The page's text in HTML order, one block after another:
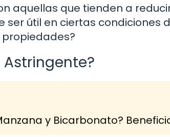
aquellas que tienden a
útil en ciertas condiciones
Astringente?
y Bicarbonato?